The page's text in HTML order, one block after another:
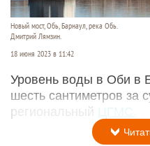
Новый мост, Обь, Барнаул, река Обь.
Дмитрий Лямзин.
18 июня 2023 в 11:42
Уровень воды в Оби в
шесть сантиметров за
региональный ЦГМС.